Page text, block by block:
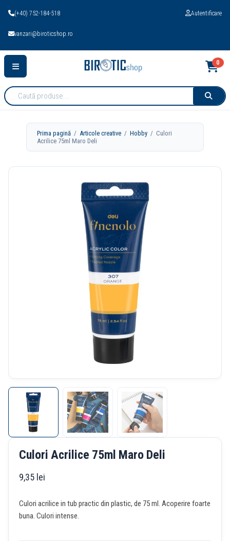
(+40) 752-184-518
vanzari@biroticshop.ro
Autentificare
Cauta
produse:
0
Prima pagină /Articole creative /Hobby / Culori
Acrilice 75ml Maro Deli
Culori Acrilice 75ml Maro Deli
9,35 lei
Culori acrilice in tub practic din plastic, de 75 ml. Acoperire foarte
buna. Culori intense.